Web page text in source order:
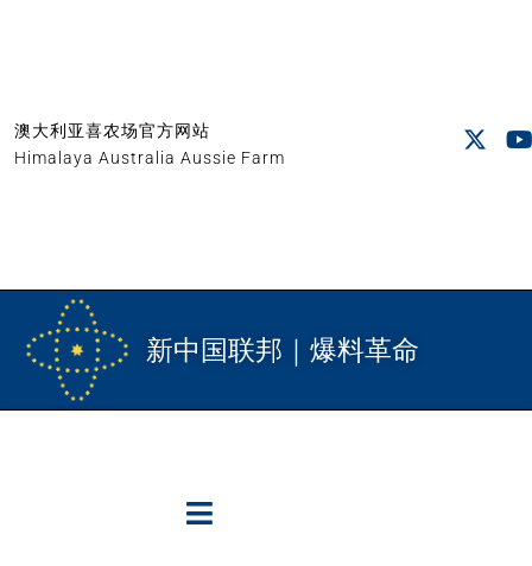
澳大利亚喜农场官方网站
Himalaya Australia Aussie Farm
新中国联邦｜爆料革命